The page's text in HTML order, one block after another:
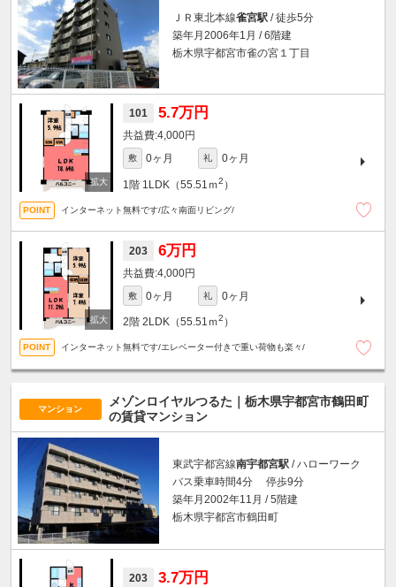
ＪＲ東北本線雀宮駅 / 徒歩5分
築年月2006年1月 / 6階建
栃木県宇都宮市雀の宮１丁目
101 5.7万円
4,000円
敷 0ヶ月 礼 0ヶ月
1階 1LDK（55.51ｍ2 ）
インターネット無料です/広々南面リビング/
203 6万円
4,000円
敷 0ヶ月 礼 0ヶ月
2階 2LDK（55.51ｍ2 ）
インターネット無料です/エレベーター付きで重い荷物も楽々/
マンション
メゾンロイヤルつるた｜栃木県宇都宮市鶴田町
の賃貸マンション
東武宇都宮線南宇都宮駅 / ハローワーク
バス乗車時間4分 停歩9分
築年月2002年11月 / 5階建
栃木県宇都宮市鶴田町
203 3.7万円